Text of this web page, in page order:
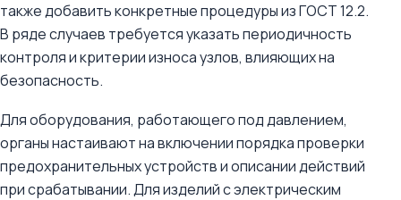
также добавить конкретные процедуры из ГОСТ 12.2.
В ряде случаев требуется указать периодичность
контроля и критерии износа узлов, влияющих на
безопасность.
Для оборудования, работающего под давлением,
органы настаивают на включении порядка проверки
предохранительных устройств и описании действий
при срабатывании. Для изделий с электрическим